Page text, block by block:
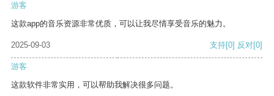
游客
这款app的音乐资源非常优质，可以让我尽情享受音乐的魅力。
2025-09-03 支持[0] 反对[0]
游客
这款软件非常实用，可以帮助我解决很多问题。